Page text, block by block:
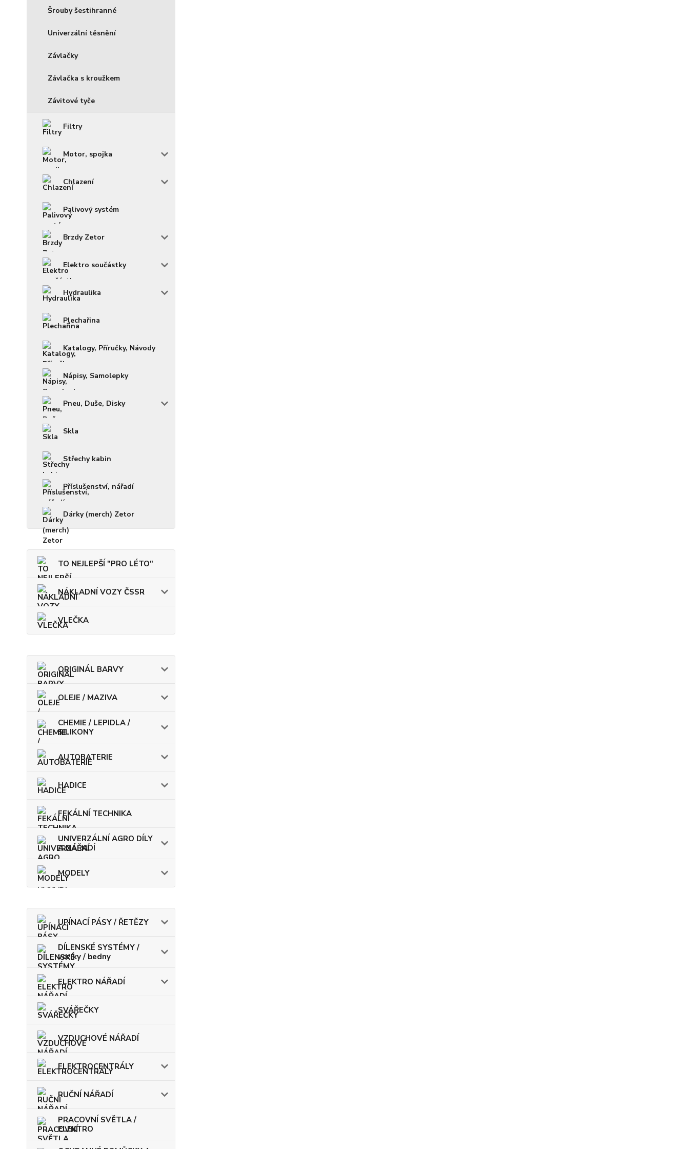
Šrouby šestihranné
Univerzální těsnění
Závlačky
Závlačka s kroužkem
Závitové tyče
Filtry
Motor, spojka
Chlazení
Palivový systém
Brzdy Zetor
Elektro součástky
Hydraulika
Plechařina
Katalogy, Příručky, Návody
Nápisy, Samolepky
Pneu, Duše, Disky
Skla
Střechy kabin
Příslušenství, nářadí
Dárky (merch) Zetor
TO NEJLEPŠÍ "PRO LÉTO"
NÁKLADNÍ VOZY ČSSR
VLEČKA
ORIGINÁL BARVY
OLEJE / MAZIVA
CHEMIE / LEPIDLA /
SILIKONY
AUTOBATERIE
HADICE
FEKÁLNÍ TECHNIKA
UNIVERZÁLNÍ AGRO DÍLY
A NÁŘADÍ
MODELY
UPÍNACÍ PÁSY / ŘETĚZY
DÍLENSKÉ SYSTÉMY /
vozíky / bedny
ELEKTRO NÁŘADÍ
SVÁŘEČKY
VZDUCHOVÉ NÁŘADÍ
ELEKTROCENTRÁLY
RUČNÍ NÁŘADÍ
PRACOVNÍ SVĚTLA /
ELEKTRO